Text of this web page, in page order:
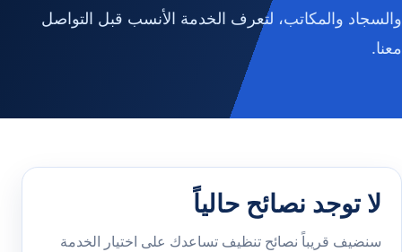
والسجاد والمكاتب، لتعرف الخدمة الأنسب قبل التواصل
معنا.
لا توجد نصائح حالياً
سنضيف قريباً نصائح تنظيف تساعدك على اختيار الخدمة